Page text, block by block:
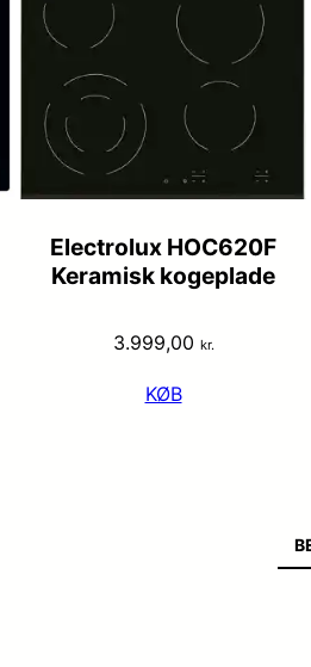
Electrolux HOC620F
Keramisk kogeplade
3.999,00 kr.
KØB